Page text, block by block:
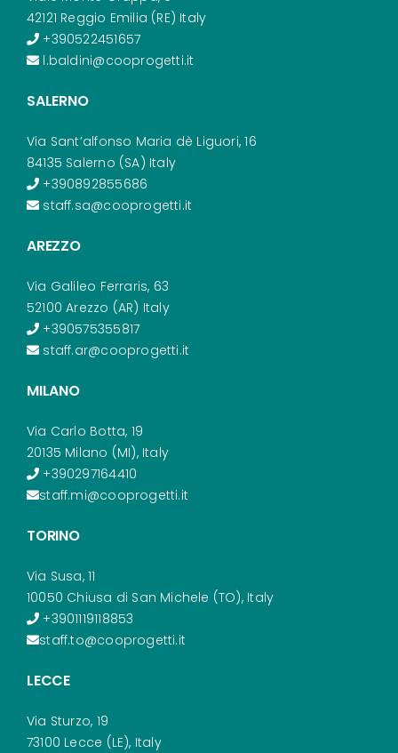
42121 Reggio Emilia (RE) Italy
+390522451657
l.baldini@cooprogetti.it
SALERNO
Via Sant’alfonso Maria dè Liguori, 16
84135 Salerno (SA) Italy
+390892855686
staff.sa@cooprogetti.it
AREZZO
Via Galileo Ferraris, 63
52100 Arezzo (AR) Italy
+390575355817
staff.ar@cooprogetti.it
MILANO
Via Carlo Botta, 19
20135 Milano (MI), Italy
+390297164410
staff.mi@cooprogetti.it
TORINO
Via Susa, 11
10050 Chiusa di San Michele (TO), Italy
+3901119118853
staff.to@cooprogetti.it
LECCE
Via Sturzo, 19
73100 Lecce (LE), Italy